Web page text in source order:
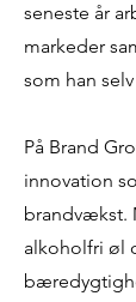
seneste år
markeder
som han
På Brand
innovation
brandvækst.
alkoholfri øl